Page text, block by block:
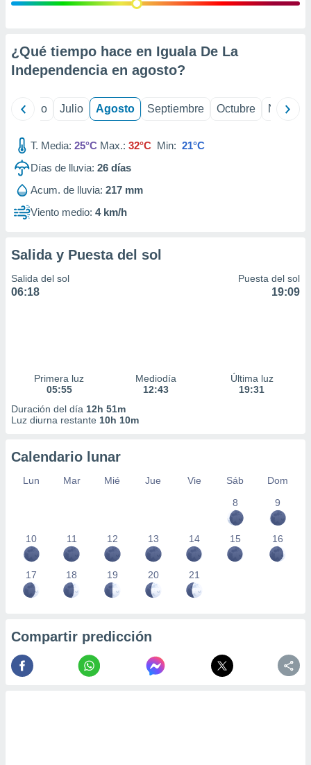
e
mediante
de
1199
¿Qué tiempo hace en Iguala De La
Independencia en agosto?
Junio Julio Agosto Septiembre Octubre
T. Media: 25°C Max.: 32°C Min: 21°C
Días de lluvia: 26 días
Acum. de lluvia: 217 mm
Viento medio: 4 km/h
Salida y Puesta del sol
Salida del sol
06:18
Puesta del sol
19:09
Primera luz
05:55
Mediodía
12:43
Última luz
19:31
Duración del día 12h 51m
Luz diurna restante 10h 10m
Calendario lunar
Lun Mar Mié Jue Vie Sáb
Dom
8
9
10 11 12 13 14 15 16
17 18 19 20 21
Compartir predicción